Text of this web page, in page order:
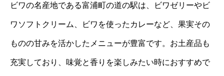
ビワの名産地である富浦町の道の駅は、ビワゼリーやビ
ワソフトクリーム、ビワを使ったカレーなど、果実その
ものの甘みを活かしたメニューが豊富です。お土産品も
充実しており、味覚と香りを楽しみたい時におすすめで